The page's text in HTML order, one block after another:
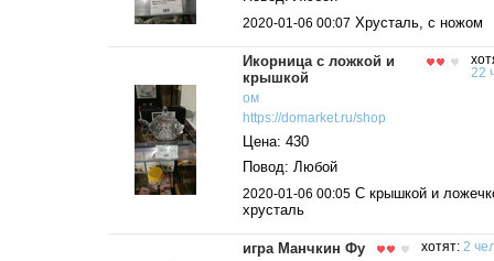
2020-01-06 00:07 Хрусталь, с ножом
Икорница с ложкой и
крышкой
22
ом
https://domarket.ru/shop
Цена: 430
Повод: Любой
2020-01-06 00:05 С крышкой и
хрусталь
игра Манчкин Фу хотят: 2